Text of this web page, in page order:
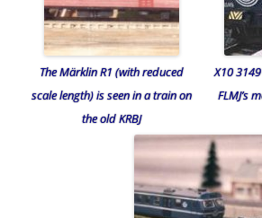
The Märklin R1 (with reduced
scale length) is seen in a train on
the old KRBJ
X10
FLMJ’s